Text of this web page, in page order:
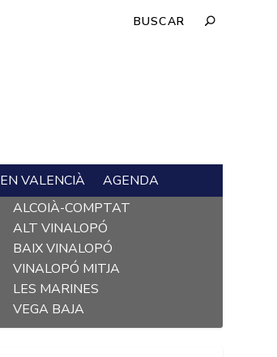
EN VALENCIÀ AGENDA
L´ALACANTÍ
ALCOIÀ-COMPTAT
ALT VINALOPÓ
BAIX VINALOPÓ
VINALOPÓ MITJA
LES MARINES
VEGA BAJA